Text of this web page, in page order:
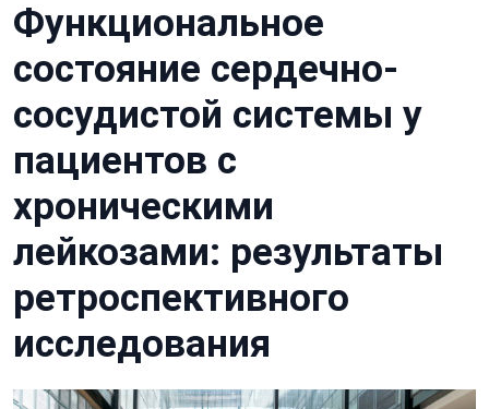
Функциональное
состояние сердечно-
сосудистой системы у
пациентов с
хроническими
лейкозами: результаты
ретроспективного
исследования